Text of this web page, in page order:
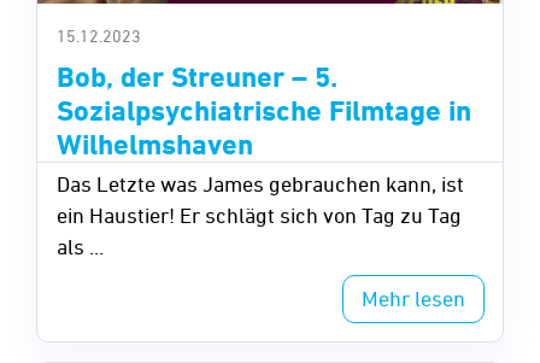
15.12.2023
Bob, der Streuner – 5.
Sozialpsychiatrische Filmtage in
Wilhelmshaven
Das Letzte was James gebrauchen kann, ist
ein Haustier! Er schlägt sich von Tag zu Tag
als ...
Mehr lesen